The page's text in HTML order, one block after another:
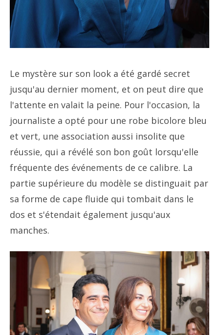
Le mystère sur son look a été gardé secret
jusqu'au dernier moment, et on peut dire que
l'attente en valait la peine. Pour l'occasion, la
journaliste a opté pour une robe bicolore bleu
et vert, une association aussi insolite que
réussie, qui a révélé son bon goût lorsqu'elle
fréquente des événements de ce calibre. La
partie supérieure du modèle se distinguait par
sa forme de cape fluide qui tombait dans le
dos et s'étendait également jusqu'aux
manches.